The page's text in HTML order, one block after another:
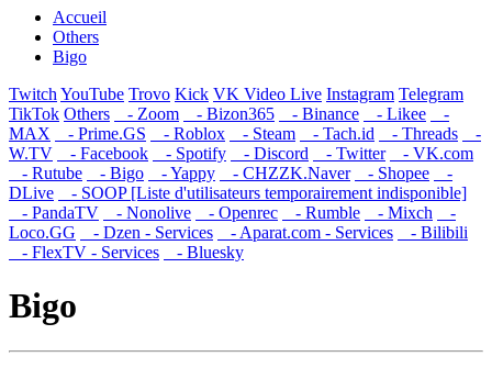
Accueil
Others
Bigo
Twitch YouTube Trovo Kick VK Video Live Instagram Telegram
TikTok Others - Zoom - Bizon365 - Binance - Likee
-
MAX
- Prime.GS - Roblox - Steam - Tach.id - Threads
-
W.TV
- Facebook - Spotify - Discord - Twitter
- VK.com
- Rutube
- Bigo - Yappy - CHZZK.Naver - Shopee
-
DLive
- SOOP [Liste d'utilisateurs temporairement indisponible]
- PandaTV
- Nonolive - Openrec - Rumble - Mixch
-
Loco.GG
- Dzen - Services - Aparat.com - Services
- Bilibili
- FlexTV - Services
- Bluesky
Bigo